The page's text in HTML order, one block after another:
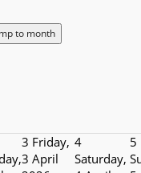
to month
3 Friday,
3 April
4
Saturday,
5